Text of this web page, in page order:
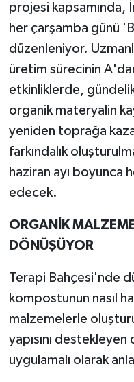
projesi kapsamında,
her çarşamba günü
düzenleniyor.
üretim sürecinin
etkinliklerde,
organik materyalin
yeniden toprağa
farkındalık
haziran ayı boyunca
edecek.
ORGANİK
DÖNÜŞÜYOR
Terapi Bahçesi'nde
kompostunun nasıl
malzemelerle
yapısını
uygulamalı olarak